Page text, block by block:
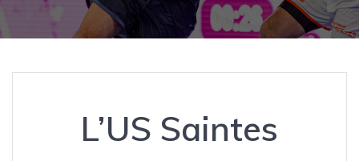
L’US Saintes